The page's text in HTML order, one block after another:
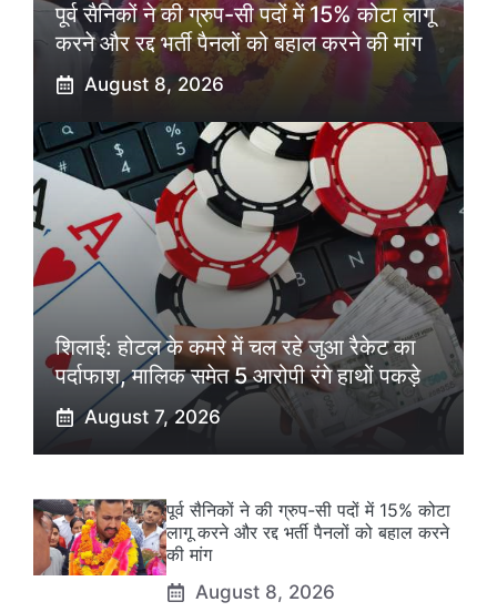
पूर्व सैनिकों ने की ग्रुप-सी पदों में 15% कोटा लागू
करने और रद्द भर्ती पैनलों को बहाल करने की मांग
August 8, 2026
शिलाई: होटल के कमरे में चल रहे जुआ रैकेट का
पर्दाफाश, मालिक समेत 5 आरोपी रंगे हाथों पकड़े
August 7, 2026
पूर्व सैनिकों ने की ग्रुप-सी पदों में 15% कोटा
लागू करने और रद्द भर्ती पैनलों को बहाल करने
की मांग
August 8, 2026